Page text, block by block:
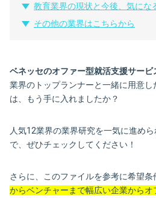
教育業界の現状と今後、気にな
その他の業界はこちらから
ベネッセのオファー型就活支援サービ
業界のトップランナーと一緒に用意し
は、もう手に入れましたか？
人気12業界の業界研究を一気に進め
で、ぜひチェックしてください！
さらに、このファイルを参考に希望条
からベンチャーまで幅広い企業からオ